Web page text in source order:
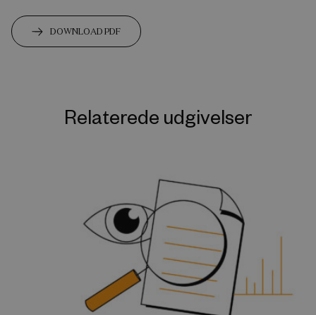
DOWNLOAD PDF
Relaterede udgivelser